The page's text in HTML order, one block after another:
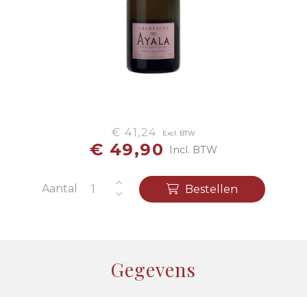
€ 41,24 Excl. BTW
€ 49,90 Incl. BTW
Aantal Bestellen
Gegevens